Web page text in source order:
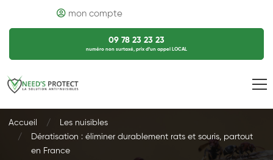
mon compte
09 78 23 23 23
numéro non surtaxé, prix d’un appel LOCAL
Accueil
Les nuisibles
Dératisation : éliminer durablement rats et souris, partout
en France